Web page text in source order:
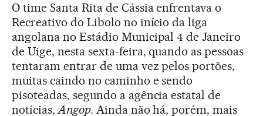
O time Santa Rita de Cássia enfrentava o
Recreativo do Libolo no início da liga
angolana no Estádio Municipal 4 de Janeiro
de Uige, nesta sexta-feira, quando as pessoas
tentaram entrar de uma vez pelos portões,
muitas caindo no caminho e sendo
pisoteadas, segundo a agência estatal de
notícias,Angop. Ainda não há, porém, mais